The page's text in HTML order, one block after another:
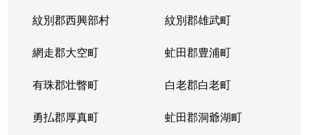
紋別郡西興部村 紋別郡雄武町
網走郡大空町 虻田郡豊浦町
有珠郡壮瞥町 白老郡白老町
勇払郡厚真町 虻田郡洞爺湖町